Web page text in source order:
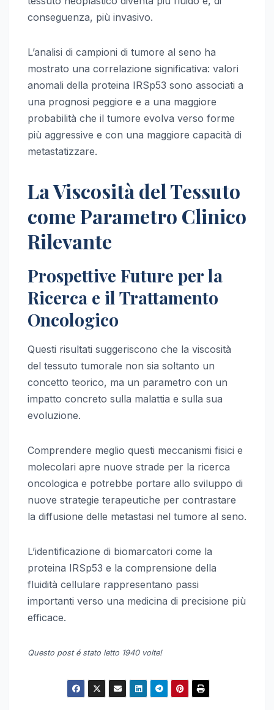
conseguenza, più invasivo.
L’analisi di campioni di tumore al seno ha
mostrato una correlazione significativa: valori
anomali della proteina IRSp53 sono associati a
una prognosi peggiore e a una maggiore
probabilità che il tumore evolva verso forme
più aggressive e con una maggiore capacità di
metastatizzare.
La Viscosità del Tessuto
come Parametro Clinico
Rilevante
Prospettive Future per la
Ricerca e il Trattamento
Oncologico
Questi risultati suggeriscono che la viscosità
del tessuto tumorale non sia soltanto un
concetto teorico, ma un parametro con un
impatto concreto sulla malattia e sulla sua
evoluzione.
Comprendere meglio questi meccanismi fisici e
molecolari apre nuove strade per la ricerca
oncologica e potrebbe portare allo sviluppo di
nuove strategie terapeutiche per contrastare
la diffusione delle metastasi nel tumore al seno.
L’identificazione di biomarcatori come la
proteina IRSp53 e la comprensione della
fluidità cellulare rappresentano passi
importanti verso una medicina di precisione più
efficace.
Questo post é stato letto 1940 volte!